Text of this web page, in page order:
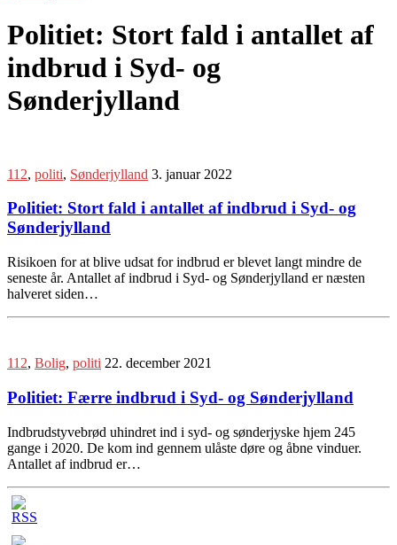
Politiet: Stort fald i antallet af
indbrud i Syd- og
Sønderjylland
112, politi, Sønderjylland 3. januar 2022
Politiet: Stort fald i antallet af indbrud i Syd- og
Sønderjylland
Risikoen for at blive udsat for indbrud er blevet langt mindre de
seneste år. Antallet af indbrud i Syd- og Sønderjylland er næsten
halveret siden…
112, Bolig, politi 22. december 2021
Politiet: Færre indbrud i Syd- og Sønderjylland
Indbrudstyvebrød uhindret ind i syd- og sønderjyske hjem 245
gange i 2020. De kom ind gennem ulåste døre og åbne vinduer.
Antallet af indbrud er…